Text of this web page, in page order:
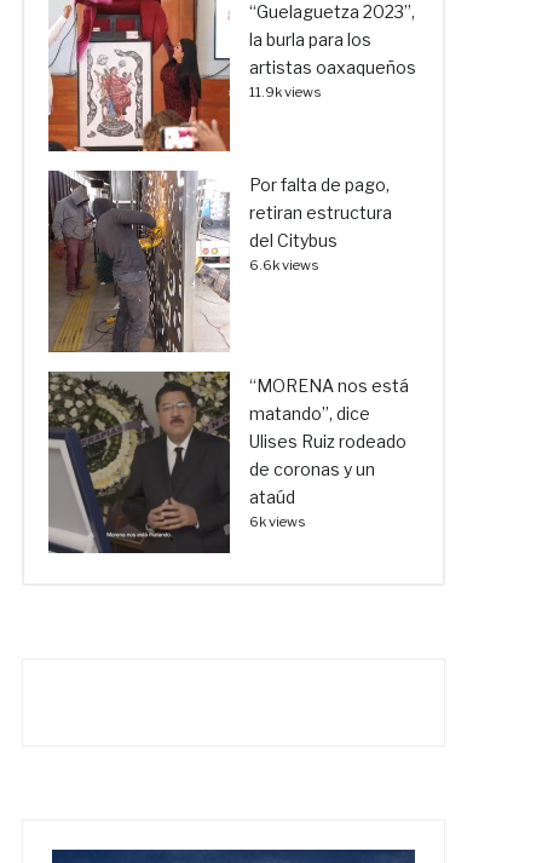
“Guelaguetza 2023”,
la burla para los
artistas oaxaqueños
11.9k views
Por falta de pago,
retiran estructura
del Citybus
6.6k views
“MORENA nos está
matando”, dice
Ulises Ruiz rodeado
de coronas y un
ataúd
6k views